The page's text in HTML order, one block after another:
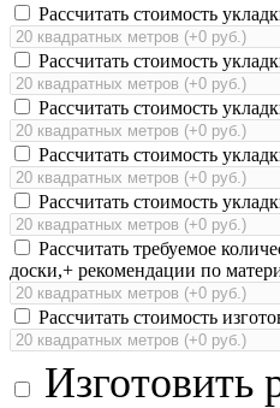
Рассчитать стоимость
Рассчитать стоимость
Рассчитать стоимость
Рассчитать стоимость
Рассчитать стоимость
Рассчитать требуемое
доски,+ рекомендации по
Рассчитать стоимость
Изготовить